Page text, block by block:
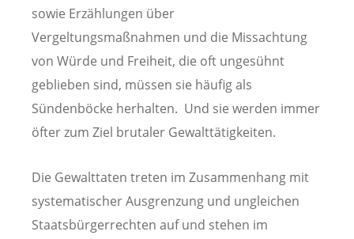
sowie Erzählungen über
Vergeltungsmaßnahmen und die Missachtung
von Würde und Freiheit, die oft ungesühnt
geblieben sind, müssen sie häufig als
Sündenböcke herhalten. Und sie werden immer
öfter zum Ziel brutaler Gewalttätigkeiten.
Die Gewalttaten treten im Zusammenhang mit
systematischer Ausgrenzung und ungleichen
Staatsbürgerrechten auf und stehen im